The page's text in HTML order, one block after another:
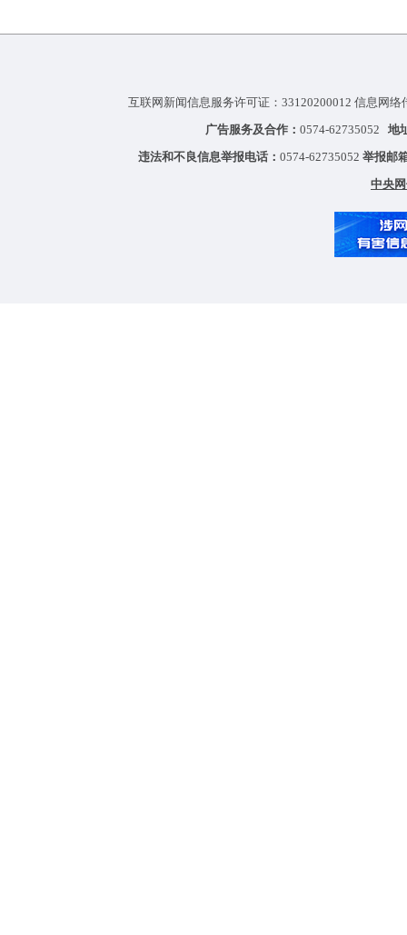
互联网新闻信息服务许可证：33120200012 信息网
广告服务及合作： 0574-62735052 地
违法和不良信息举报电话： 0574-62735052 举报邮
中央